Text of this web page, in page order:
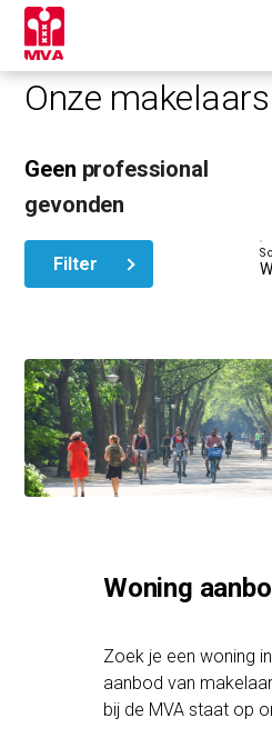
Onze
Filter
Geen professional
gevonden
Woning
Zoek je een woning
aanbod van
bij de MVA staat op